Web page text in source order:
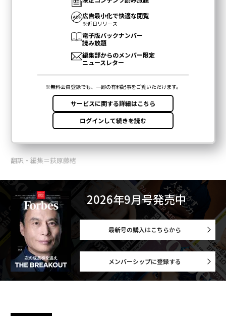
翻訳・編集＝荻原藤緒
2026年9月号発売中
最新号の購入はこちらから
メンバーシップに登録する